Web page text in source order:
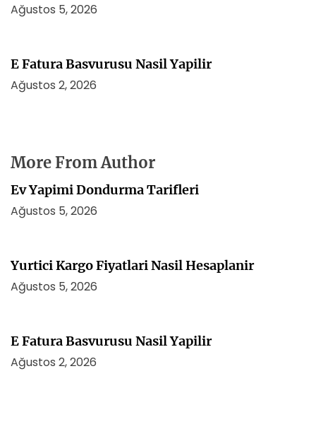
Ağustos 5, 2026
E Fatura Basvurusu Nasil Yapilir
Ağustos 2, 2026
More From Author
Ev Yapimi Dondurma Tarifleri
Ağustos 5, 2026
Yurtici Kargo Fiyatlari Nasil Hesaplanir
Ağustos 5, 2026
E Fatura Basvurusu Nasil Yapilir
Ağustos 2, 2026